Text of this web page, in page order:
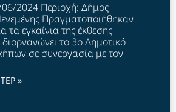
2024 Περιοχή: Δήμος
Πραγματοποιήθηκαν
τα εγκαίνια της έκθεσης
το 3ο Δημοτικό
σε συνεργασία με τον
»